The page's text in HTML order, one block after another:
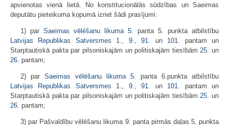
apvienotas vienā lietā. No konstitucionālās sūdzības un Saeimas
deputātu pieteikuma kopumā izriet šādi prasījumi:
1) par Saeimas vēlēšanu likuma 5. panta 5. punkta atbilstību
Latvijas Republikas Satversmes
1., 9.,91. un 101. pantam un
Starptautiskā pakta par pilsoniskajām un politiskajām tiesībām25. un
26. pantam;
2) par Saeimas vēlēšanu likuma 5. panta 6.punkta atbilstību
Latvijas Republikas Satversmes
1., 9.,91. un 101. pantam un
Starptautiskā pakta par pilsoniskajām un politiskajām tiesībām25. un
26. pantam;
3) par Pašvaldību vēlēšanu likuma 9. panta pirmās daļas 5. punkta